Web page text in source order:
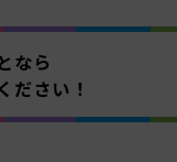
なら
ださい！